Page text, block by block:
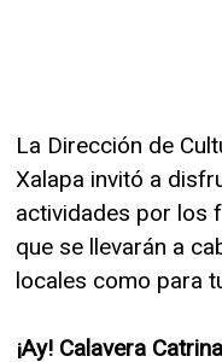
La Dirección de
Xalapa invitó a
actividades por los
que se llevarán a
locales como para
¡Ay! Calavera Catrina